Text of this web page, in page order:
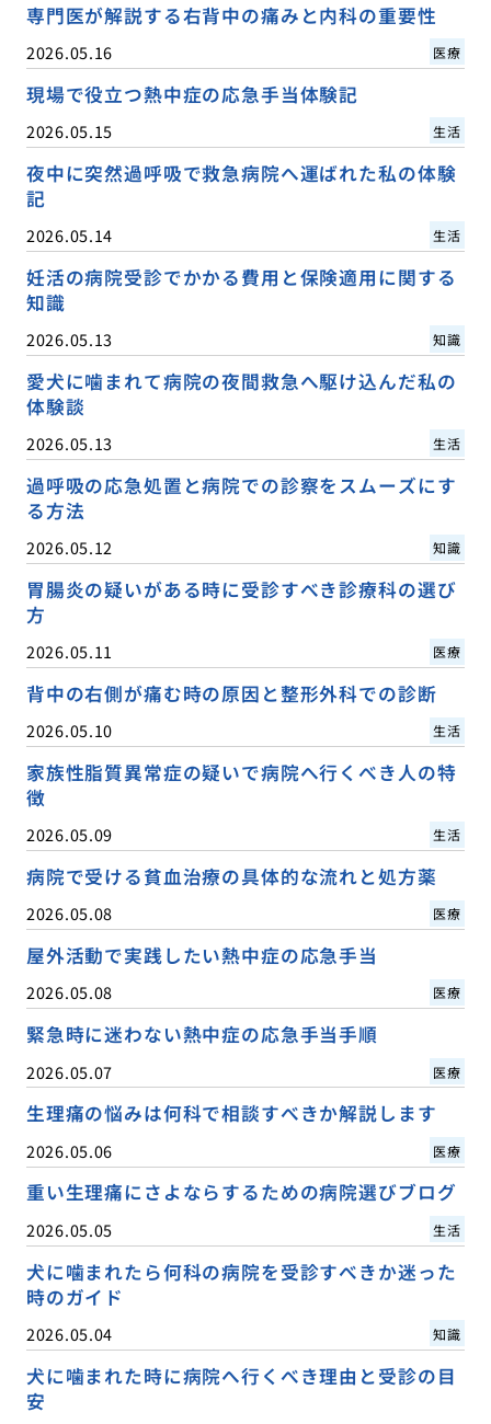
専門医が解説する右背中の痛みと内科の重要性
2026.05.16 医療
現場で役立つ熱中症の応急手当体験記
2026.05.15 生活
夜中に突然過呼吸で救急病院へ運ばれた私の体験
記
2026.05.14 生活
妊活の病院受診でかかる費用と保険適用に関する
知識
2026.05.13 知識
愛犬に噛まれて病院の夜間救急へ駆け込んだ私の
体験談
2026.05.13 生活
過呼吸の応急処置と病院での診察をスムーズにす
る方法
2026.05.12 知識
胃腸炎の疑いがある時に受診すべき診療科の選び
方
2026.05.11 医療
背中の右側が痛む時の原因と整形外科での診断
2026.05.10 生活
家族性脂質異常症の疑いで病院へ行くべき人の特
徴
2026.05.09 生活
病院で受ける貧血治療の具体的な流れと処方薬
2026.05.08 医療
屋外活動で実践したい熱中症の応急手当
2026.05.08 医療
緊急時に迷わない熱中症の応急手当手順
2026.05.07 医療
生理痛の悩みは何科で相談すべきか解説します
2026.05.06 医療
重い生理痛にさよならするための病院選びブログ
2026.05.05 生活
犬に噛まれたら何科の病院を受診すべきか迷った
時のガイド
2026.05.04 知識
犬に噛まれた時に病院へ行くべき理由と受診の目
安